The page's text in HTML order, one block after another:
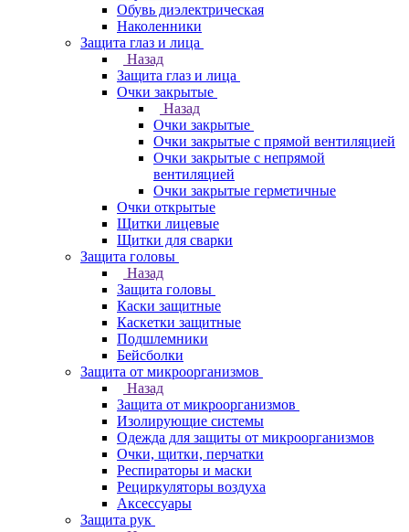
Обувь диэлектрическая
Наколенники
Защита глаз и лица
Назад
Защита глаз и лица
Очки закрытые
Назад
Очки закрытые
Очки закрытые с прямой вентиляцией
Очки закрытые с непрямой
вентиляцией
Очки закрытые герметичные
Очки открытые
Щитки лицевые
Щитки для сварки
Защита головы
Назад
Защита головы
Каски защитные
Каскетки защитные
Подшлемники
Бейсболки
Защита от микроорганизмов
Назад
Защита от микроорганизмов
Изолирующие системы
Одежда для защиты от микроорганизмов
Очки, щитки, перчатки
Респираторы и маски
Рециркуляторы воздуха
Аксессуары
Защита рук